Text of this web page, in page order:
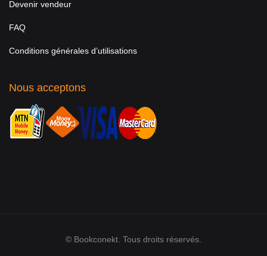
Devenir vendeur
FAQ
Conditions générales d’utilisations
Nous acceptons
© Bookconekt. Tous droits réservés.